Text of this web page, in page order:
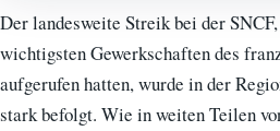
Der landesweite Streik bei der
wichtigsten Gewerkschaften des
aufgerufen hatten, wurde in der
stark befolgt. Wie in weiten Teilen